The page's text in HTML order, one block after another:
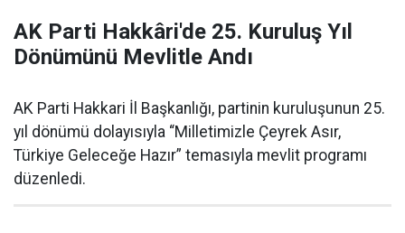
AK Parti Hakkâri'de 25. Kuruluş Yıl
Dönümünü Mevlitle Andı
AK Parti Hakkari İl Başkanlığı, partinin kuruluşunun 25.
yıl dönümü dolayısıyla “Milletimizle Çeyrek Asır,
Türkiye Geleceğe Hazır” temasıyla mevlit programı
düzenledi.